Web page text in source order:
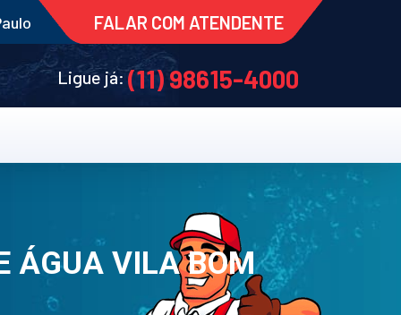
FALAR COM ATENDENTE
Ligue já:(11) 98615-4000
ÁGUA VILA BOM